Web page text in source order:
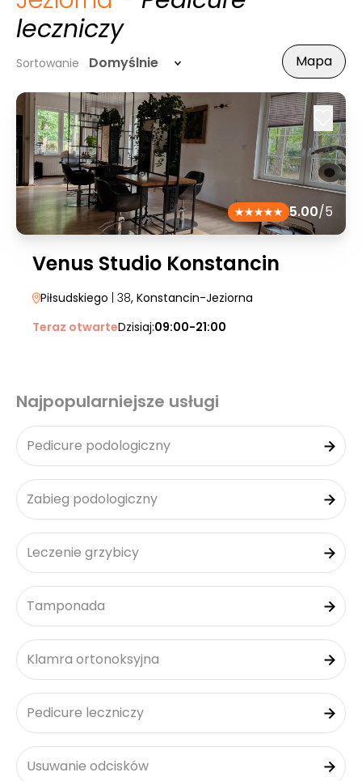
leczniczy
Sortowanie Domyślnie Mapa
5.00/5
Venus Studio Konstancin
Piłsudskiego | 38, Konstancin-Jeziorna
Teraz otwarteDzisiaj:09:00-21:00
Najpopularniejsze usługi
Pedicure podologiczny
Zabieg podologiczny
Leczenie grzybicy
Tamponada
Klamra ortonoksyjna
Pedicure leczniczy
Usuwanie odcisków